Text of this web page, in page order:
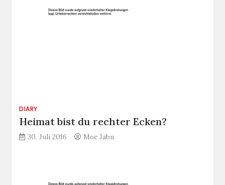
DIARY
Heimat bist du rechter Ecken?
30. Juli 2016 Moe Jabu